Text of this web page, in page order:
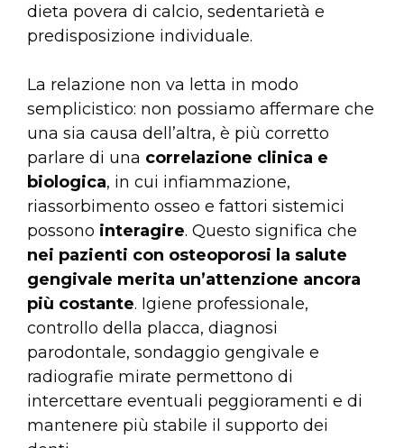
dieta povera di calcio, sedentarietà e
predisposizione individuale.
La relazione non va letta in modo
semplicistico: non possiamo affermare che
una sia causa dell’altra, è più corretto
parlare di una correlazione clinica e
biologica, in cui infiammazione,
riassorbimento osseo e fattori sistemici
possono interagire. Questo significa che
nei pazienti con osteoporosi la salute
gengivale merita un’attenzione ancora
più costante. Igiene professionale,
controllo della placca, diagnosi
parodontale, sondaggio gengivale e
radiografie mirate permettono di
intercettare eventuali peggioramenti e di
mantenere più stabile il supporto dei